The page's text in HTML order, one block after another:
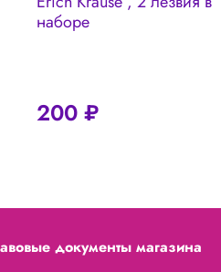
наборе
200 ₽
документы магазина